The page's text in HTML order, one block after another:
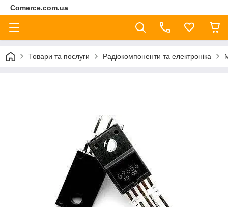
Comerce.com.ua
Товари та послуги Радіокомпоненти та електроніка